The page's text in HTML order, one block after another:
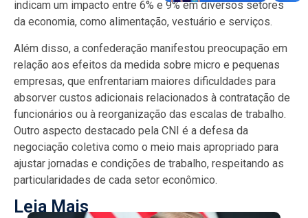
indicam um impacto entre 6% e 9% em diversos setores
da economia, como alimentação, vestuário e serviços.
Além disso, a confederação manifestou preocupação em
relação aos efeitos da medida sobre micro e pequenas
empresas, que enfrentariam maiores dificuldades para
absorver custos adicionais relacionados à contratação de
funcionários ou à reorganização das escalas de trabalho.
Outro aspecto destacado pela CNI é a defesa da
negociação coletiva como o meio mais apropriado para
ajustar jornadas e condições de trabalho, respeitando as
particularidades de cada setor econômico.
Leia Mais